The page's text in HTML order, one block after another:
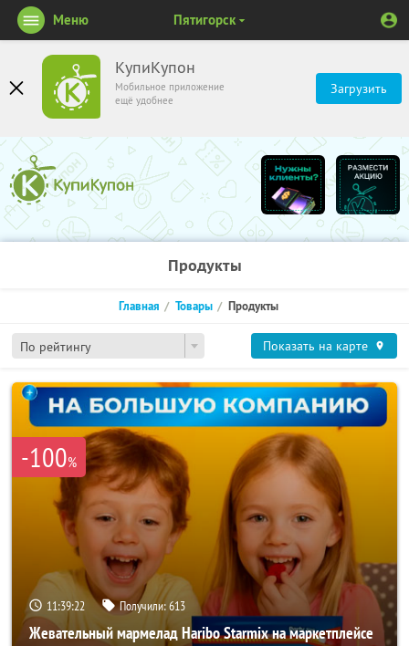
КупиКупон
Мобильное приложение
ещё удобнее
Загрузить
Меню Пятигорск
Продукты
По рейтингу
Главная Товары Продукты
Показать на карте
-100%
11:39:22 Получили:613
Жевательный мармелад Haribo Starmix на маркетплейсе